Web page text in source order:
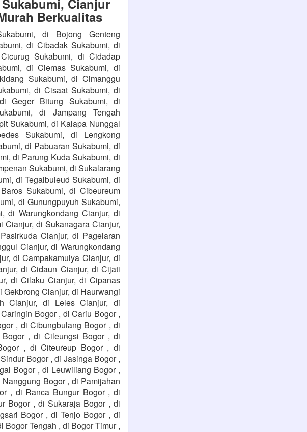
Cianjur
Berkualitas
di Bojong Genteng
di Cibadak Sukabumi, di
Sukabumi, di Cidadap
di Ciemas Sukabumi, di
Sukabumi, di Cimanggu
di Cisaat Sukabumi, di
Geger Bitung Sukabumi, di
di Jampang Tengah
Sukabumi, di Kalapa Nunggal
Sukabumi, di Lengkong
di Pabuaran Sukabumi, di
di Parung Kuda Sukabumi, di
Sukabumi, di Sukalarang
di Tegalbuleud Sukabumi, di
Sukabumi, di Cibeureum
di Gunungpuyuh Sukabumi,
di Warungkondang Cianjur, di
Cianjur, di Sukanagara Cianjur,
Cianjur, di Pagelaran
Cianjur, di Warungkondang
di Campakamulya Cianjur, di
di Cidaun Cianjur, di Cijati
di Cilaku Cianjur, di Cipanas
Cianjur, di Haurwangi
Cianjur, di Leles Cianjur, di
Bogor , di Cariu Bogor ,
, di Cibungbulang Bogor , di
, di Cileungsi Bogor , di
, di Citeureup Bogor , di
Bogor , di Jasinga Bogor ,
Bogor , di Leuwiliang Bogor ,
Bogor , di Pamijahan
, di Ranca Bungur Bogor , di
Bogor , di Sukaraja Bogor , di
Bogor , di Tenjo Bogor , di
Bogor Tengah , di Bogor Timur ,